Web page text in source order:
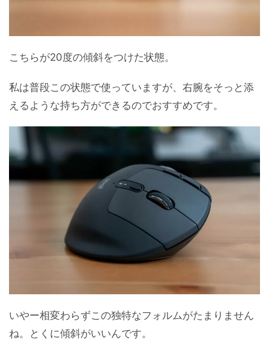
こちらが20度の傾斜をつけた状態。
私は普段この状態で使っていますが、右腕をそっと添
えるような持ち方ができるのでおすすめです。
いやー相変わらずこの独特なフォルムがたまりません
ね。とくに傾斜がいいんです。